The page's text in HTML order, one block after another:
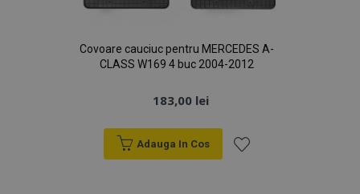
Covoare cauciuc pentru MERCEDES A-
CLASS W169 4 buc 2004-2012
183,00 lei
Adauga In Cos